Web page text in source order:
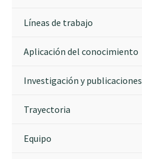
Líneas de trabajo
Aplicación del conocimiento
Investigación y publicaciones
Trayectoria
Equipo